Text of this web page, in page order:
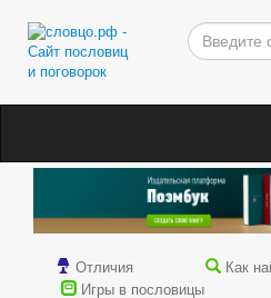
Отличия Как
Игры в пословицы